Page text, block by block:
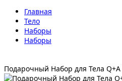
Главная
Тело
Наборы
Наборы
Подарочный Набор для Тела